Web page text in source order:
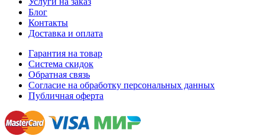
Блог
Контакты
Доставка и оплата
Гарантия на товар
Система скидок
Обратная связь
Согласие на обработку персональных данных
Публичная оферта